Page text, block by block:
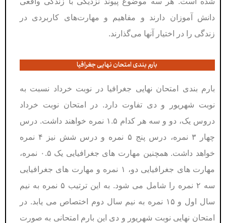
دانش آموزان دارند و مفاهیم و مهارت‌های کاربردی در
زندگی را در اختیار آنها می‌گذارند.
بارم بندی امتحان نهایی جغرافیا
بارم بندی امتحان نهایی جغرافیا در نوبت خرداد نسبت به
نوبت شهریور و دی تفاوت دارد. در امتحان نوبت خرداد
دروس یک، دو و سه هر کدام ۱.۵ نمره خواهند داشت. درس
چهار ۳ نمره، درس پنج ۵ نمره و درس شش نیز ۴ نمره
خواهد داشت. همچنین مهارت های جغرافیایی یک ۰.۵ نمره،
مهارت های جغرافیایی دو، ۱ نمره و مهارت های جغرافیایی
سه ۲ نمره را شامل می شود. به این ترتیب ۵ نمره به نیم
سال اول و ۱۵ نمره به نیم سال دوم اختصاص می یابد. در
امتحان نهایی نوبت شهریور و دی این بارم امتحانی به صورت